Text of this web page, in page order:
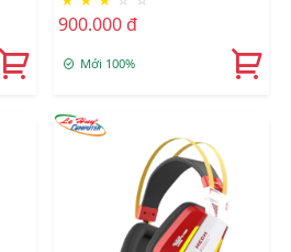
900.000 đ
Mới 100%